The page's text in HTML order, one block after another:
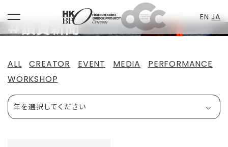
content
toggle
navigation
EN JA
#讀賣新聞
ALL CREATOR EVENT MEDIA
PERFORMANCE
WORKSHOP